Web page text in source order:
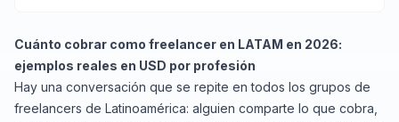
Cuánto cobrar como freelancer en LATAM en 2026:
ejemplos reales en USD por profesión
Hay una conversación que se repite en todos los grupos de
freelancers de Latinoamérica: alguien comparte lo que cobra,